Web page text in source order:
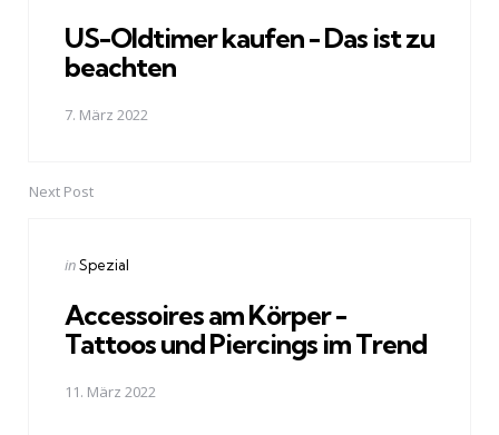
US-Oldtimer kaufen - Das ist zu
beachten
7. März 2022
Next Post
Posted
inSpezial
Accessoires am Körper -
Tattoos und Piercings im Trend
11. März 2022